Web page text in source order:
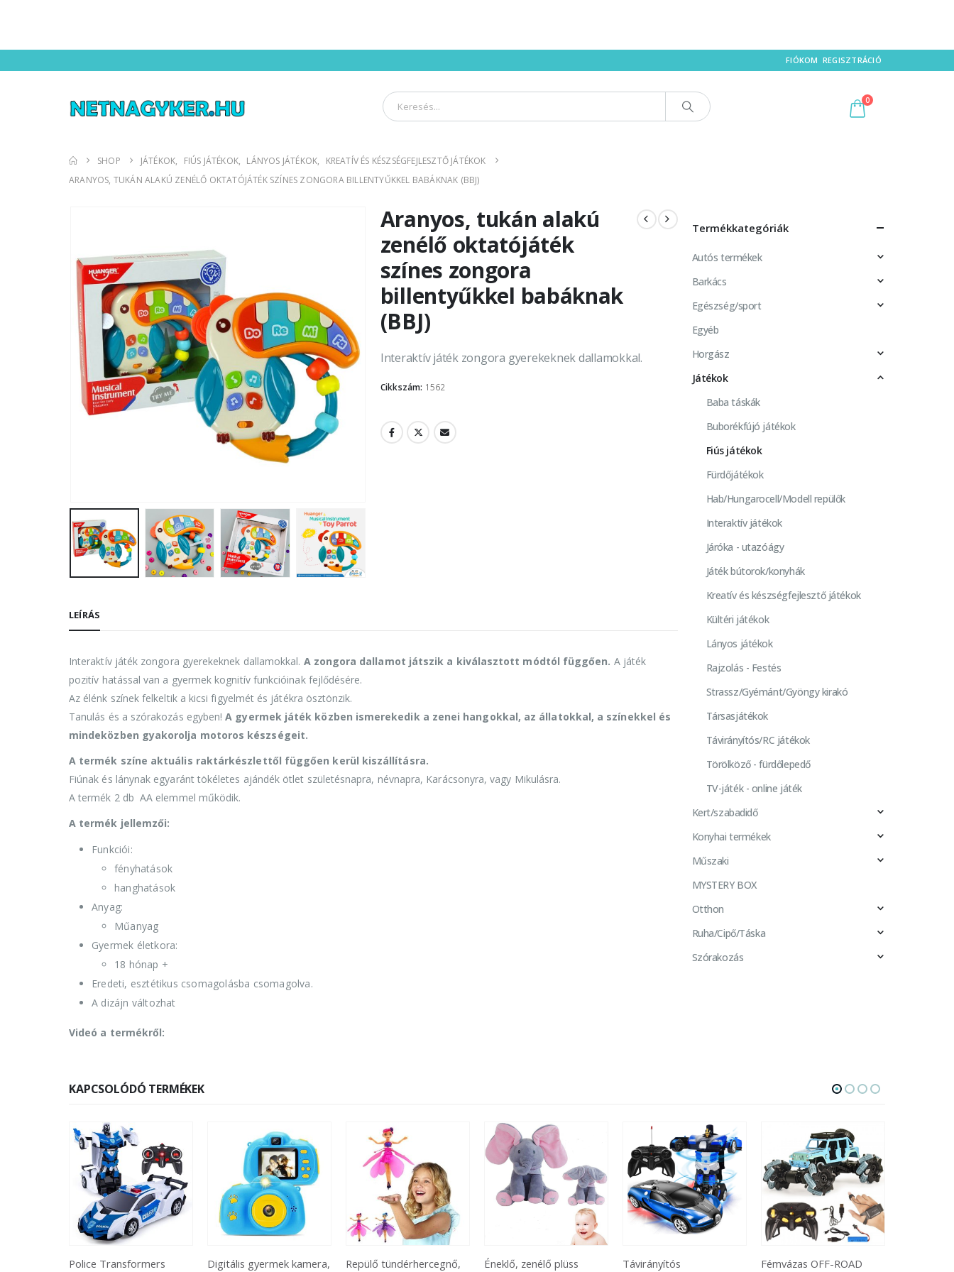
FIÓKOM REGISZTRÁCIÓ
0
SHOP JÁTÉKOK, FIÚS JÁTÉKOK, LÁNYOS JÁTÉKOK,
KREATÍV ÉS KÉSZSÉGFEJLESZTŐ JÁTÉKOK
ARANYOS, TUKÁN ALAKÚ ZENÉLŐ OKTATÓJÁTÉK SZÍNES ZONGORA BILLENTYŰKKEL BABÁKNAK (BBJ)
Aranyos, tukán alakú
zenélő oktatójáték
színes zongora
billentyűkkel babáknak
(BBJ)
Interaktív játék zongora gyerekeknek dallamokkal.
Cikkszám: 1562
LEÍRÁS
Interaktív játék zongora gyerekeknek dallamokkal. A zongora dallamot játszik a kiválasztott módtól függően. A játék
pozitív hatással van a gyermek kognitív funkcióinak fejlődésére.
Az élénk színek felkeltik a kicsi figyelmét és játékra ösztönzik.
Tanulás és a szórakozás egyben!A gyermek játék közben ismerekedik a zenei hangokkal, az állatokkal, a színekkel és
mindeközben gyakorolja motoros készségeit.
A termék színe aktuális raktárkészlettől függően kerül kiszállításra.
Fiúnak és lánynak egyaránt tökéletes ajándék ötlet születésnapra, névnapra, Karácsonyra, vagy Mikulásra.
A termék 2 db AA elemmel működik.
A termék jellemzői:
Funkciói:
fényhatások
hanghatások
Anyag:
Műanyag
Gyermek életkora:
18 hónap +
Eredeti, esztétikus csomagolásba csomagolva.
A dizájn változhat
Videó a termékről:
Termékkategóriák
Autós termékek
Barkács
Egészség/sport
Egyéb
Horgász
Játékok
Baba táskák
Buborékfújó játékok
Fiús játékok
Fürdőjátékok
Hab/Hungarocell/Modell repülők
Interaktív játékok
Járóka - utazóágy
Játék bútorok/konyhák
Kreatív és készségfejlesztő játékok
Kültéri játékok
Lányos játékok
Rajzolás - Festés
Strassz/Gyémánt/Gyöngy kirakó
Társasjátékok
Távirányítós/RC játékok
Törölköző - fürdőlepedő
TV-játék - online játék
Kert/szabadidő
Konyhai termékek
Műszaki
MYSTERY BOX
Otthon
Ruha/Cipő/Táska
Szórakozás
KAPCSOLÓDÓ TERMÉKEK
Digitális gyermek kamera,
Repülő tündérhercegnő,
Éneklő, zenélő plüss
Távirányítós
Fémvázas OFF-ROAD
Zenélő, kódolható játék